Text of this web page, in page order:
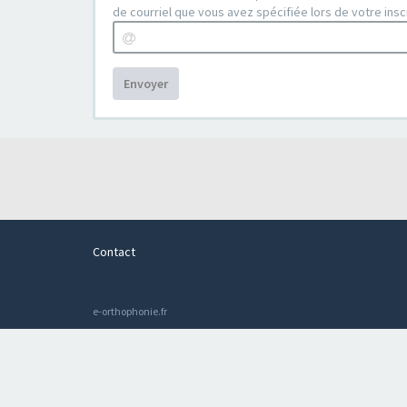
de courriel que vous avez spécifiée lors de votre
Envoyer
Contact
e-orthophonie.fr